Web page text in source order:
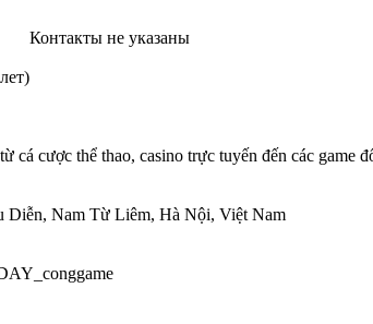
Контакты не указаны
cá cược thể thao, casino trực tuyến đến các
Diễn, Nam Từ Liêm, Hà Nội, Việt Nam